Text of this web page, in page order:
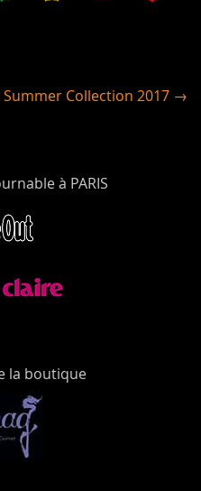
Summer Collection 2017 →
à PARIS
la boutique